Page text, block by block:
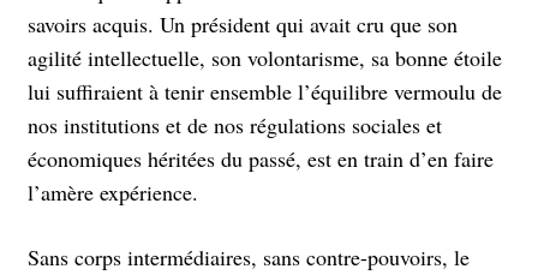
savoirs acquis. Un président qui avait cru que son
agilité intellectuelle, son volontarisme, sa bonne étoile
lui suffiraient à tenir ensemble l’équilibre vermoulu de
nos institutions et de nos régulations sociales et
économiques héritées du passé, est en train d’en faire
l’amère expérience.
Sans corps intermédiaires, sans contre-pouvoirs, le